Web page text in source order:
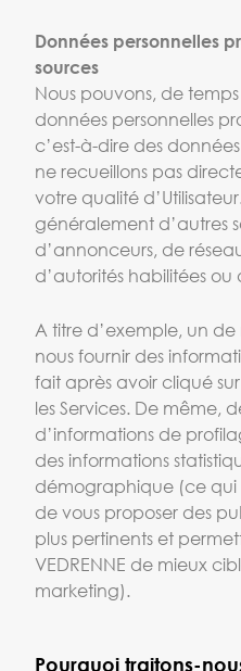
Données personnelles
sources
Nous pouvons, de
données personnelles
c’est-à-dire des
ne recueillons pas
votre qualité
généralement d’autres
d’annonceurs, de
d’autorités habilitées
A titre d’exemple, un
nous fournir des
fait après avoir cliqué
les Services. De même,
d’informations de
des informations
démographique (ce qui
de vous proposer des
plus pertinents et
VEDRENNE de mieux
marketing).
Pourquoi traitons-